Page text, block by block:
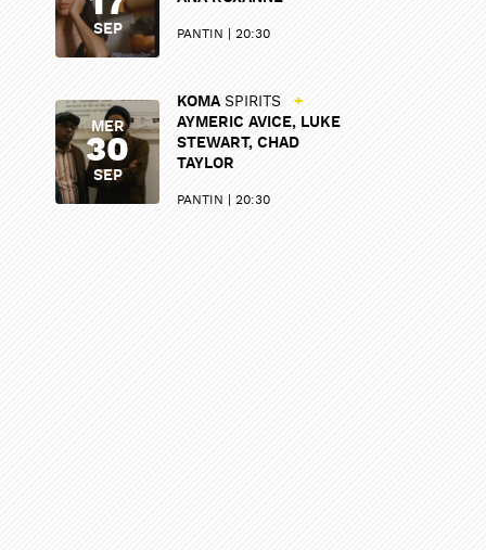
SEP PANTIN 20:30
MER
30
SEP
KOMA SPIRITS
+
AYMERIC AVICE, LUKE
STEWART, CHAD
TAYLOR
PANTIN 20:30